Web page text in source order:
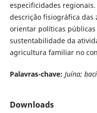
especificidades
descrição fisiográfica
orientar políticas públicas
sustentabilidade da
agricultura familiar no
Palavras-chave: Juína;
Downloads